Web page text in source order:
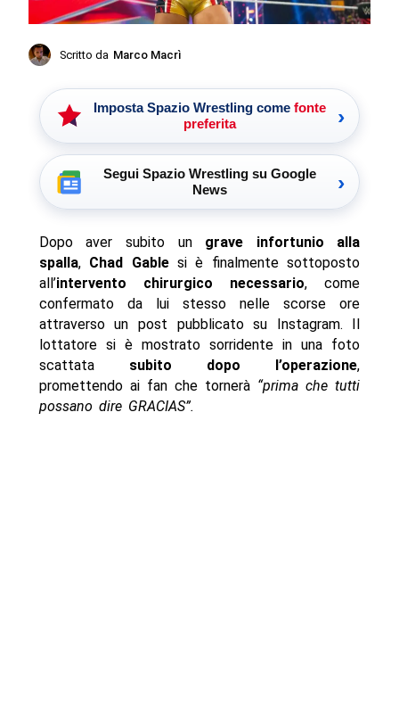
Scritto da Marco Macrì
Imposta Spazio Wrestling come fonte
preferita
›
Segui Spazio Wrestling su Google
News
›
Dopo aver subito un grave infortunio alla
spalla, Chad Gablesi è finalmente sottoposto
all’intervento chirurgico necessario, come
confermato da lui stesso nelle scorse ore
attraverso un post pubblicato su Instagram. Il
lottatore si è mostrato sorridente in una foto
scattata subito dopo l’operazione,
promettendo ai fan che tornerà “prima che tutti
possano dire GRACIAS”.